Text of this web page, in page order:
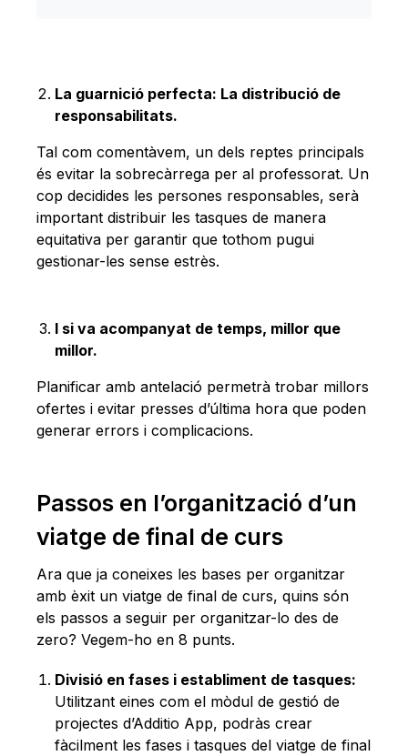
La guarnició perfecta: La distribució de
responsabilitats.
Tal com comentàvem, un dels reptes principals
és evitar la sobrecàrrega per al professorat. Un
cop decidides les persones responsables, serà
important distribuir les tasques de manera
equitativa per garantir que tothom pugui
gestionar-les sense estrès.
I si va acompanyat de temps, millor que
millor.
Planificar amb antelació permetrà trobar millors
ofertes i evitar presses d’última hora que poden
generar errors i complicacions.
Passos en l’organització d’un
viatge de final de curs
Ara que ja coneixes les bases per organitzar
amb èxit un viatge de final de curs, quins són
els passos a seguir per organitzar-lo des de
zero? Vegem-ho en 8 punts.
Divisió en fases i establiment de tasques:
Utilitzant eines com el mòdul de gestió de
projectes d’Additio App, podràs crear
fàcilment les fases i tasques del viatge de final